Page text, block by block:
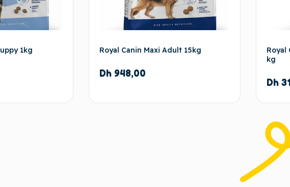
1kg Royal Canin Maxi Adult 15kg
Dh 948,00
Royal
kg
Dh